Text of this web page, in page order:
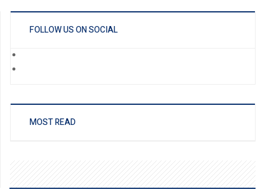
FOLLOW US ON SOCIAL
MOST READ